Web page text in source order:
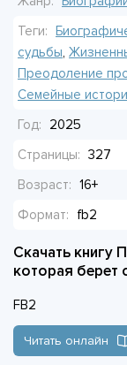
чтобы удержать
Теги:
судьбы,
Преодоление
Семейные
Год:
2025
Страницы: 327
Возраст: 16+
Формат:
fb2
Скачать книгу
которая берет
FB2
Читать онлайн